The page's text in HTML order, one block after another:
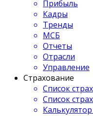
Прибыль
Кадры
Тренды
МСБ
Отчеты
Отрасли
Управление
Страхование
Список
Список